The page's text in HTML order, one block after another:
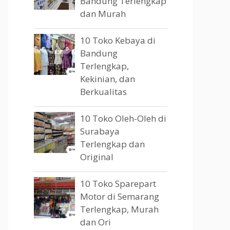
dan Murah
10 Toko Kebaya di
Bandung
Terlengkap,
Kekinian, dan
Berkualitas
10 Toko Oleh-Oleh di
Surabaya
Terlengkap dan
Original
10 Toko Sparepart
Motor di Semarang
Terlengkap, Murah
dan Ori